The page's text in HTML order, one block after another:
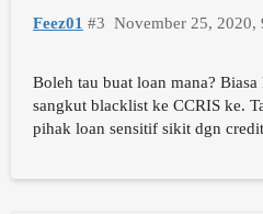
Feez01 November 25, 2020,
#3
Boleh tau buat loan mana?
sangkut blacklist ke CCRIS ke.
pihak loan sensitif sikit dgn